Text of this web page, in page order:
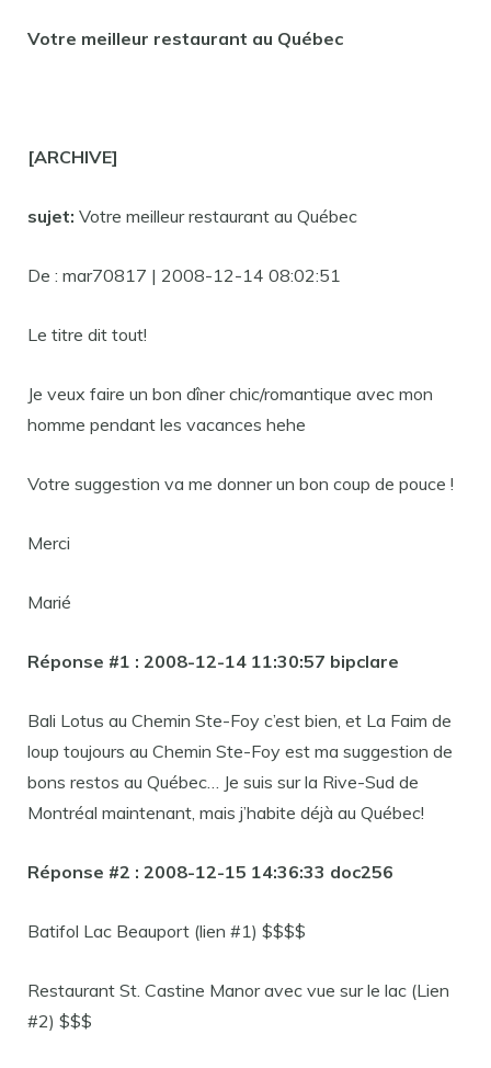
Votre meilleur restaurant au Québec
[ARCHIVE]
sujet: Votre meilleur restaurant au Québec
De : mar70817 | 2008-12-14 08:02:51
Le titre dit tout!
Je veux faire un bon dîner chic/romantique avec mon
homme pendant les vacances hehe
Votre suggestion va me donner un bon coup de pouce !
Merci
Marié
Réponse #1 : 2008-12-14 11:30:57 bipclare
Bali Lotus au Chemin Ste-Foy c’est bien, et La Faim de
loup toujours au Chemin Ste-Foy est ma suggestion de
bons restos au Québec… Je suis sur la Rive-Sud de
Montréal maintenant, mais j’habite déjà au Québec!
Réponse #2 : 2008-12-15 14:36:33 doc256
Batifol Lac Beauport (lien #1) $$$$
Restaurant St. Castine Manor avec vue sur le lac (Lien
#2) $$$